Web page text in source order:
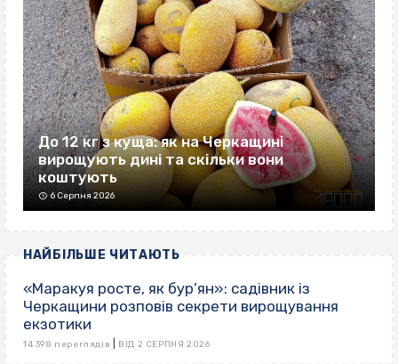
До 12 кг з куща: як на Черкащині
вирощують дині та скільки вони
коштують
6 Серпня 2026
НАЙБІЛЬШЕ ЧИТАЮТЬ
«Маракуя росте, як бур’ян»: садівник із
Черкащини розповів секрети вирощування
екзотики
14 398 переглядів ВІД 2 СЕРПНЯ 2026